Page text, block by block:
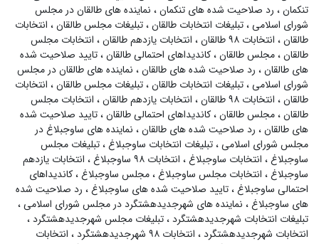
تنکمان، رد صلاحیت شده های تنکمان، نماینده های طالقان در مجلس
شورای اسلامی،تبلیغات انتخابات طالقان،تبلیغات مجلس طالقان، انتخابات
طالقان، انتخابات ۹۸ طالقان ، انتخابات یازدهم طالقان، انتخابات مجلس
طالقان،مجلس طالقان،کاندیداهای احتمالی طالقان،تایید صلاحیت شده
های طالقان، رد صلاحیت شده های طالقان، نماینده های طالقان در مجلس
شورای اسلامی،تبلیغات انتخابات طالقان،تبلیغات مجلس طالقان، انتخابات
طالقان، انتخابات ۹۸ طالقان ، انتخابات یازدهم طالقان، انتخابات مجلس
طالقان،مجلس طالقان،کاندیداهای احتمالی طالقان،تایید صلاحیت شده
های طالقان، رد صلاحیت شده های طالقان، نماینده های ساوجبلاغ در
مجلس شورای اسلامی،تبلیغات انتخابات ساوجبلاغ،تبلیغات مجلس
ساوجبلاغ، انتخابات ساوجبلاغ، انتخابات ۹۸ ساوجبلاغ ، انتخابات یازدهم
ساوجبلاغ، انتخابات مجلس ساوجبلاغ،مجلس ساوجبلاغ،کاندیداهای
احتمالی ساوجبلاغ،تایید صلاحیت شده های ساوجبلاغ، رد صلاحیت شده
های ساوجبلاغ، نماینده های شهرجدیدهشتگرد در مجلس شورای اسلامی،
تبلیغات انتخابات شهرجدیدهشتگرد،تبلیغات مجلس شهرجدیدهشتگرد،
انتخابات شهرجدیدهشتگرد، انتخابات ۹۸ شهرجدیدهشتگرد ، انتخابات